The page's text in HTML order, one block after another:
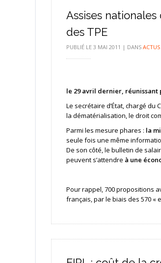
Assises
des TPE
PUBLIÉ LE 3 MAI 2011 | DANS ACTUS
le 29 avril dernier, réunissant
Le secrétaire d’État, chargé du
la dématérialisation, le droit
Parmi les mesure phares : la
seule fois une même
De son côté, le bulletin de
peuvent s’attendre à une
Pour rappel, 700 propositions
français, par le biais des 570 «